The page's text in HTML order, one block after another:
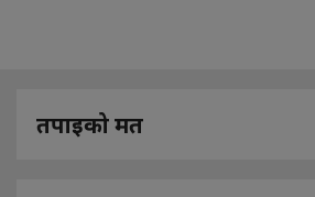
तपाइको मत